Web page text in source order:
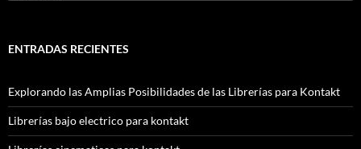
ENTRADAS RECIENTES
Explorando las Amplias Posibilidades de las Librerías para Kontakt
Librerías bajo electrico para kontakt